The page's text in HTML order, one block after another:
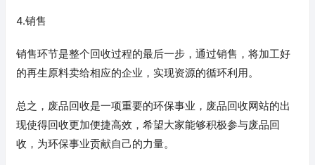
4.销售
销售环节是整个回收过程的最后一步，通过销售，将加工好
的再生原料卖给相应的企业，实现资源的循环利用。
总之，废品回收是一项重要的环保事业，废品回收网站的出
现使得回收更加便捷高效，希望大家能够积极参与废品回
收，为环保事业贡献自己的力量。